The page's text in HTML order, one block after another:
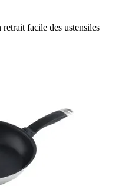
facile des ustensiles